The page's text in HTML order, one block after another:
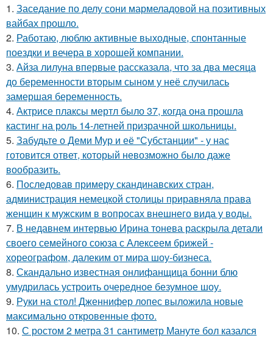
1. Заседание по делу сони мармеладовой на позитивных
вайбах прошло.
2. Работаю, люблю активные выходные, спонтанные
поездки и вечера в хорошей компании.
3. Айза лилуна впервые рассказала, что за два месяца
до беременности вторым сыном у неё случилась
замершая беременность.
4. Актрисе плаксы мертл было 37, когда она прошла
кастинг на роль 14-летней призрачной школьницы.
5. Забудьте о Деми Мур и её "Субстанции" - у нас
готовится ответ, который невозможно было даже
вообразить.
6. Последовав примеру скандинавских стран,
администрация немецкой столицы приравняла права
женщин к мужским в вопросах внешнего вида у воды.
7. В недавнем интервью Ирина тонева раскрыла детали
своего семейного союза с Алексеем брижей -
хореографом, далеким от мира шоу-бизнеса.
8. Скандально известная онлифанщица бонни блю
умудрилась устроить очередное безумное шоу.
9. Руки на стол! Дженнифер лопес выложила новые
максимально откровенные фото.
10. С ростом 2 метра 31 сантиметр Мануте бол казался